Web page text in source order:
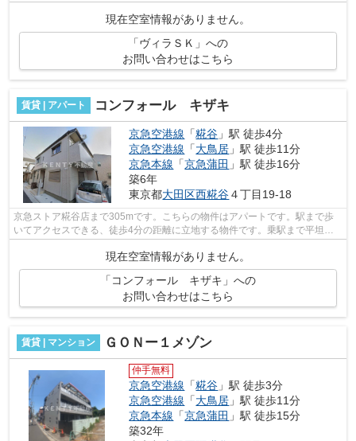
現在空室情報がありません。
「ヴィラＳＫ」への
お問い合わせはこちら
賃貸 | アパート コンフォール キザキ
京急空港線 「糀谷 」駅 徒歩4分
京急空港線 「大鳥居 」駅 徒歩11分
京急本線 「京急蒲田 」駅 徒歩16分
築6年
東京都大田区西糀谷４丁目19-18
京急ストア糀谷店まで305mです。こちらの物件はアパートです。駅まで歩
いてアクセスできる、徒歩4分の距離に立地する物件です。乗駅まで平坦な
現在空室情報がありません。
「コンフォール キザキ」への
お問い合わせはこちら
賃貸 | マンション ＧＯＮー１メゾン
仲手無料
京急空港線 「糀谷 」駅 徒歩3分
京急空港線 「大鳥居 」駅 徒歩11分
京急本線 「京急蒲田 」駅 徒歩15分
築32年